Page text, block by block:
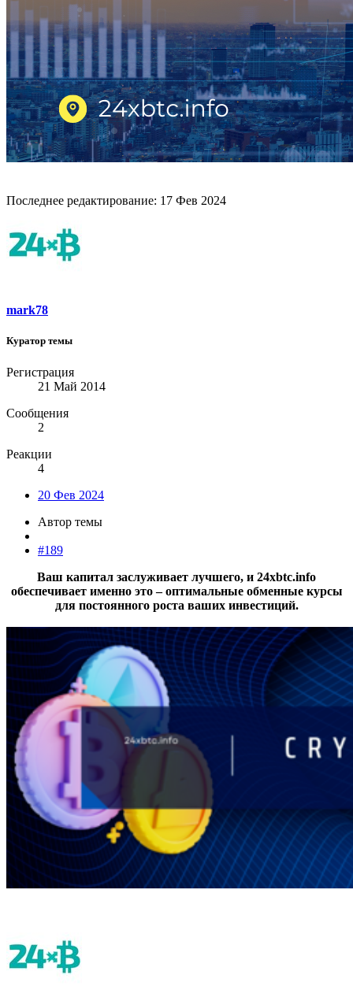
Последнее редактирование: 17 Фев 2024
mark78
Куратор темы
Регистрация
21 Май 2014
Сообщения
2
Реакции
4
20 Фев 2024
Автор темы
#189
Ваш капитал заслуживает лучшего, и 24xbtc.info
обеспечивает именно это – оптимальные обменные курсы
для постоянного роста ваших инвестиций.